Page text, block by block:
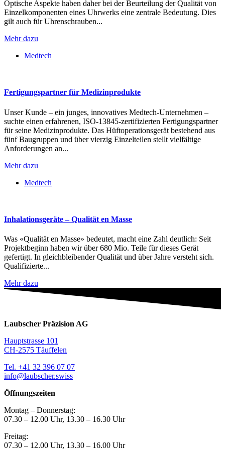
Optische Aspekte haben daher bei der Beurteilung der Qualität von
Einzelkomponenten eines Uhrwerks eine zentrale Bedeutung. Dies
gilt auch für Uhrenschrauben...
Mehr dazu
Medtech
Fertigungspartner für Medizinprodukte
Unser Kunde – ein junges, innovatives Medtech-Unternehmen –
suchte einen erfahrenen, ISO-13845-zertifizierten Fertigungspartner
für seine Medizinprodukte. Das Hüftoperationsgerät bestehend aus
fünf Baugruppen und über vierzig Einzelteilen stellt vielfältige
Anforderungen an...
Mehr dazu
Medtech
Inhalationsgeräte – Qualität en Masse
Was «Qualität en Masse» bedeutet, macht eine Zahl deutlich: Seit
Projektbeginn haben wir über 680 Mio. Teile für dieses Gerät
gefertigt. In gleichbleibender Qualität und über Jahre versteht sich.
Qualifizierte...
Mehr dazu
Laubscher Präzision AG
Hauptstrasse 101
CH-2575 Täuffelen
Tel. +41 32 396 07 07
info@laubscher.swiss
Öffnungszeiten
Montag – Donnerstag:
07.30 – 12.00 Uhr, 13.30 – 16.30 Uhr
Freitag:
07.30 – 12.00 Uhr, 13.30 – 16.00 Uhr